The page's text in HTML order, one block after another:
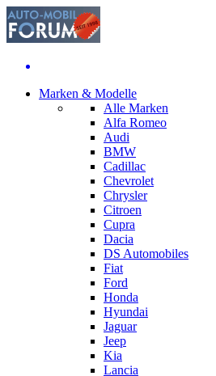
Marken & Modelle
Alle Marken
Alfa Romeo
Audi
BMW
Cadillac
Chevrolet
Chrysler
Citroen
Cupra
Dacia
DS Automobiles
Fiat
Ford
Honda
Hyundai
Jaguar
Jeep
Kia
Lancia